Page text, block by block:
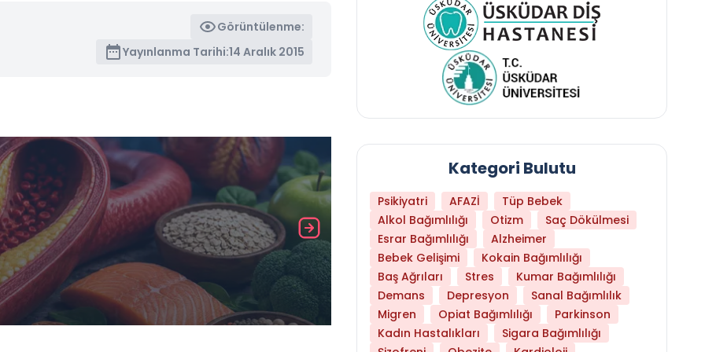
Görüntülenme:
Yayınlanma Tarihi:14 Aralık 2015
Daha Az Protein Tüketmek Yaşlanmayı
Kategori Bulutu
Psikiyatri AFAZİ
Tüp Bebek
Alkol Bağımlılığı
Otizm
Saç Dökülmesi
Esrar Bağımlılığı
Alzheimer
Bebek Gelişimi
Kokain Bağımlılığı
Baş Ağrıları
Stres
Kumar Bağımlılığı
Demans
Depresyon
Sanal Bağımlılık
Migren
Opiat Bağımlılığı
Parkinson
Kadın Hastalıkları
Sigara Bağımlılığı